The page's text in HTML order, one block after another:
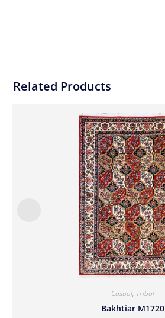
Related Products
Casual, Tribal
Bakhtiar M1720